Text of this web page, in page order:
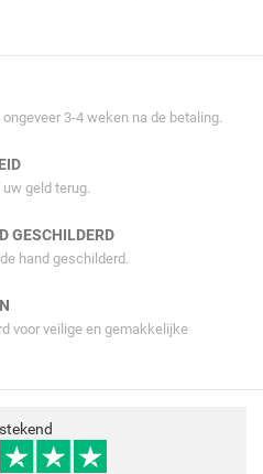
3-4 weken na de betaling.
geld terug.
GESCHILDERD
hand geschilderd.
voor veilige en gemakkelijke